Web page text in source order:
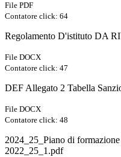
File PDF
Contatore click: 64
Regolamento D'istituto DA
File DOCX
Contatore click: 47
DEF Allegato 2 Tabella
File DOCX
Contatore click: 48
2024_25_Piano di
2022_25_1.pdf